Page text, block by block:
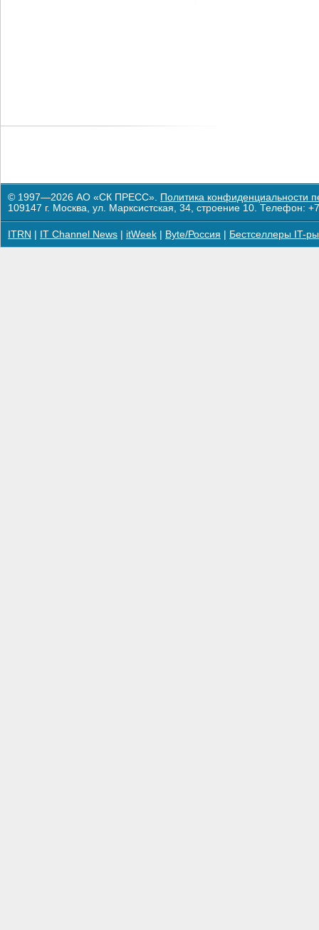
© 1997—2026 АО «СК ПРЕСС». Политика конфиденциальности
109147 г. Москва, ул. Марксистская, 34, строение 10. Телефон:
ITRN IT Channel News itWeek Byte/Россия Бестселлеры IT-